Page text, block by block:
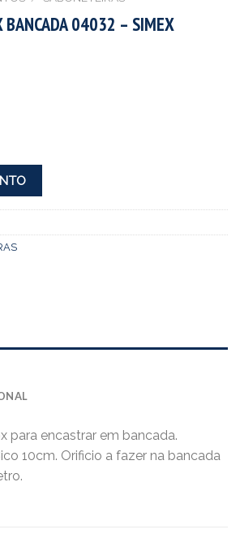
BANCADA 04032 – SIMEX
para encastrar em bancada.
10cm. Orificio a fazer na bancada